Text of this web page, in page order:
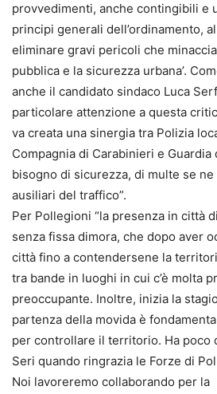
provvedimenti, anche contingibili e
principi generali dell’ordinamento,
eliminare gravi pericoli che
pubblica e la sicurezza urbana’.
anche il candidato sindaco Luca
particolare attenzione a questa
va creata una sinergia tra Polizia
Compagnia di Carabinieri e Guardia
bisogno di sicurezza, di multe se
ausiliari del traffico”.
Per Pollegioni “la presenza in città
senza fissa dimora, che dopo aver
città fino a contendersene la
tra bande in luoghi in cui c’è molta
preoccupante. Inoltre, inizia la
partenza della movida è
per controllare il territorio. Ha poco
Seri quando ringrazia le Forze di
Noi lavoreremo collaborando per